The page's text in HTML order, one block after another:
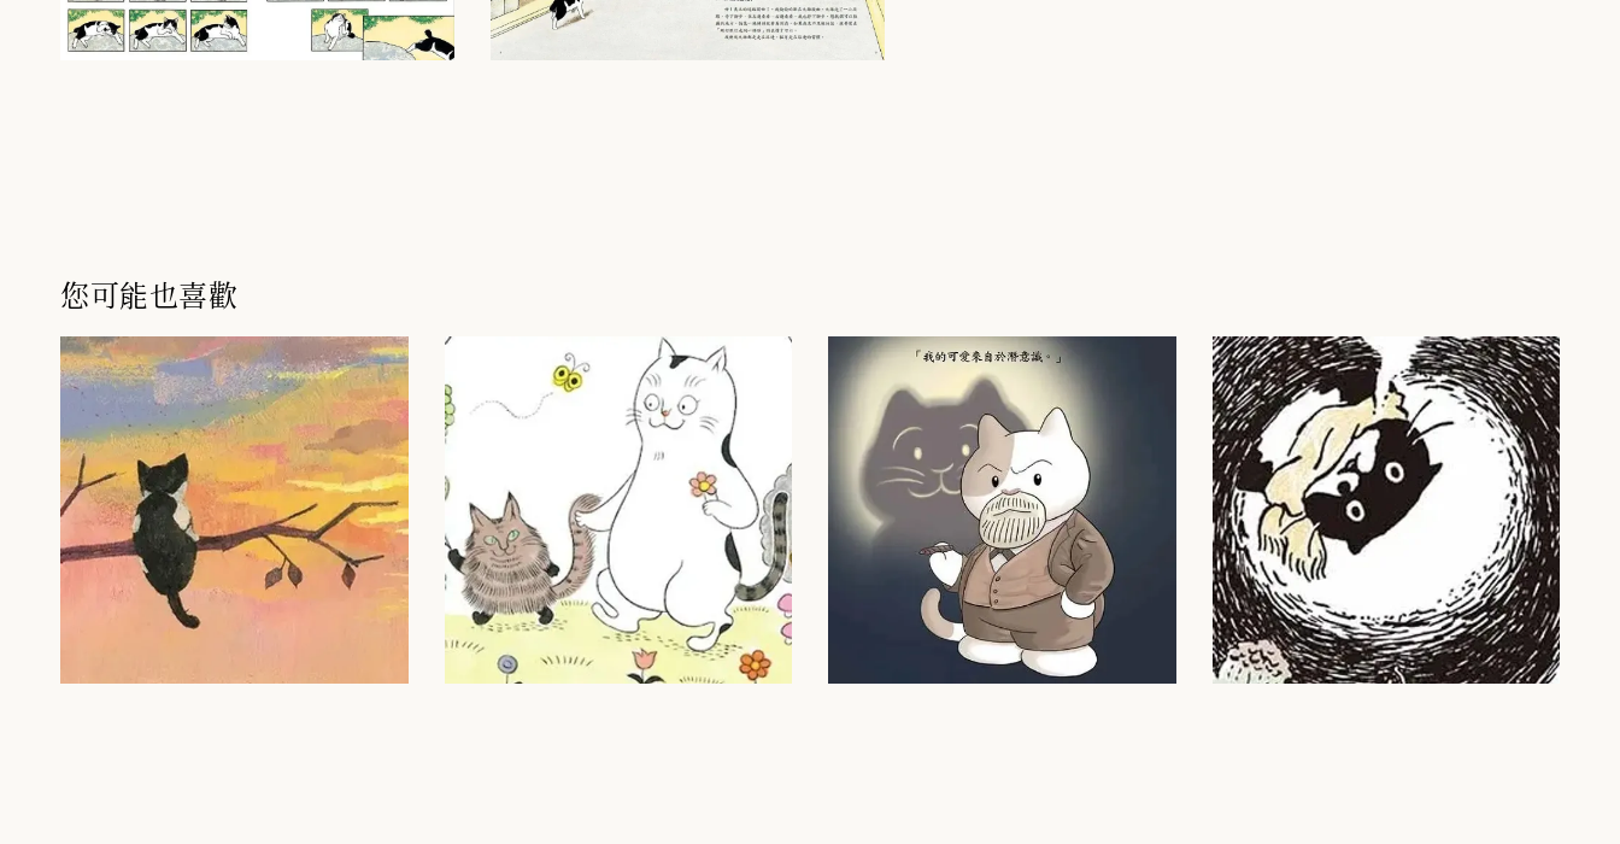
您可能也喜歡